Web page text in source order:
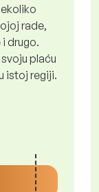
rade,
drugo.
plaću
istoj regiji.